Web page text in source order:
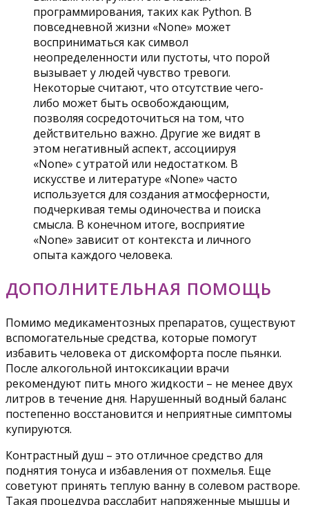
программирования, таких как Python. В
повседневной жизни «None» может
восприниматься как символ
неопределенности или пустоты, что порой
вызывает у людей чувство тревоги.
Некоторые считают, что отсутствие чего-
либо может быть освобождающим,
позволяя сосредоточиться на том, что
действительно важно. Другие же видят в
этом негативный аспект, ассоциируя
«None» с утратой или недостатком. В
искусстве и литературе «None» часто
используется для создания атмосферности,
подчеркивая темы одиночества и поиска
смысла. В конечном итоге, восприятие
«None» зависит от контекста и личного
опыта каждого человека.
ДОПОЛНИТЕЛЬНАЯ ПОМОЩЬ
Помимо медикаментозных препаратов, существуют
вспомогательные средства, которые помогут
избавить человека от дискомфорта после пьянки.
После алкогольной интоксикации врачи
рекомендуют пить много жидкости – не менее двух
литров в течение дня. Нарушенный водный баланс
постепенно восстановится и неприятные симптомы
купируются.
Контрастный душ – это отличное средство для
поднятия тонуса и избавления от похмелья. Еще
советуют принять теплую ванну в солевом растворе.
Такая процедура расслабит напряженные мышцы и